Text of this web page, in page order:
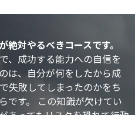
対やるべきコースです。
、成功する能力への自信を
は、自分が何をしたから成
失敗してしまったのかをち
です。 この知識が欠けてい